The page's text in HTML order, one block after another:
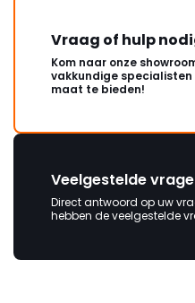
Vraag of hulp
Kom naar onze
vakkundige
maat te bieden!
Veelgestelde
Direct antwoord op uw
hebben de veelgestelde